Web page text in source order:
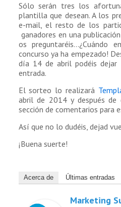
Sólo serán tres los
plantilla que desean. A los
e-mail, el resto de los
ganadores en una
os preguntaréis…¿Cuándo
concurso ya ha empezado!
día 14 de abril podéis
entrada.
El sorteo lo realizará
abril de 2014 y después
sección de comentarios para
Así que no lo dudéis, dejad
¡Buena suerte!
Acerca de Últimas entradas
Marketing